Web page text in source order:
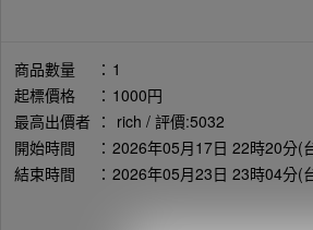
商品數量 ： 1
起標價格
： 1000円
最高出價者 ： rich / 評價:5032
開始時間
： 2026年05月17日 22時20分(
結束時間
： 2026年05月23日 23時04分(